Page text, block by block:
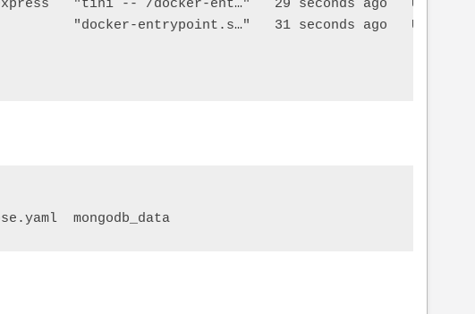
express   "tini -- /docker-ent…"   29 seconds ago   Up 20
"docker-entrypoint.s…"   31 seconds ago   Up 29